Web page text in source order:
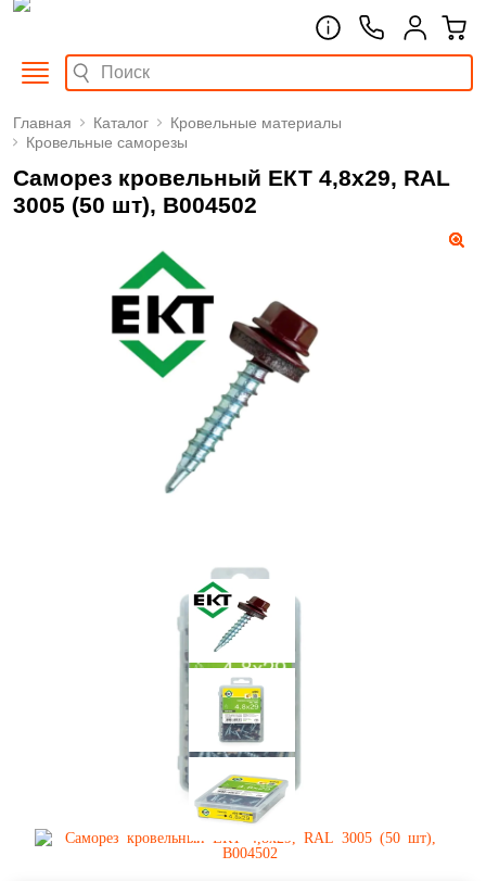
Главная Каталог
Кровельные материалы
Кровельные саморезы
Саморез кровельный ЕКТ 4,8х29, RAL
3005 (50 шт), B004502